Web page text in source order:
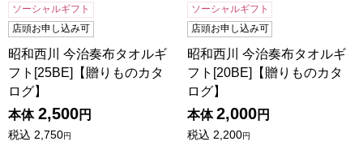
ソーシャルギフト
店頭お申し込み可
昭和西川 今治奏布タオルギ
フト[25BE]【贈りものカタ
ログ】
本体 2,500円
税込 2,750円
ソーシャルギフト
店頭お申し込み可
昭和西川 今治奏布タオルギ
フト[20BE]【贈りものカタ
ログ】
本体 2,000円
税込 2,200円